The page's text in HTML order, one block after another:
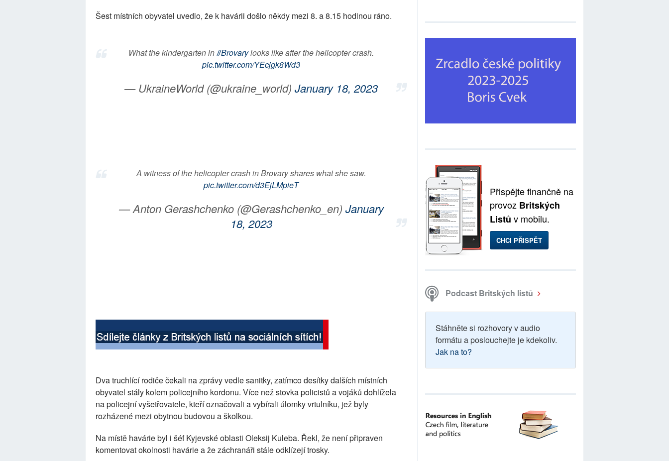
Šest místních obyvatel uvedlo, že k havárii došlo někdy mezi 8. a 8.15 hodinou ráno.
What the kindergarten in#Brovarylooks like after the helicopter crash.
pic.twitter.com/YEcjgk8Wd3
— UkraineWorld (@ukraine_world)January 18, 2023
A witness of the helicopter crash in Brovary shares what she saw.
pic.twitter.com/d3EjLMpieT
— Anton Gerashchenko (@Gerashchenko_en) January
18, 2023
Dva truchlící rodiče čekali na zprávy vedle sanitky, zatímco desítky dalších místních
obyvatel stály kolem policejního kordonu. Více než stovka policistů a vojáků dohlížela
na policejní vyšetřovatele, kteří označovali a vybírali úlomky vrtulníku, jež byly
rozházené mezi obytnou budovou a školkou.
Na místě havárie byl i šéf Kyjevské oblasti Oleksij Kuleba. Řekl, že není připraven
komentovat okolnosti havárie a že záchranáři stále odklízejí trosky.
Přispějte finančně na
provoz Britských
Listů v mobilu.
CHCI PŘISPĚT
Podcast Britských listů
Stáhněte si rozhovory v audio
formátu a poslouchejte je kdekoliv.
Jak na to?